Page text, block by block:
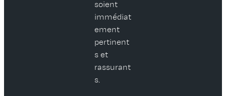
soient
immédiat
ement
pertinent
s et
rassurant
s.